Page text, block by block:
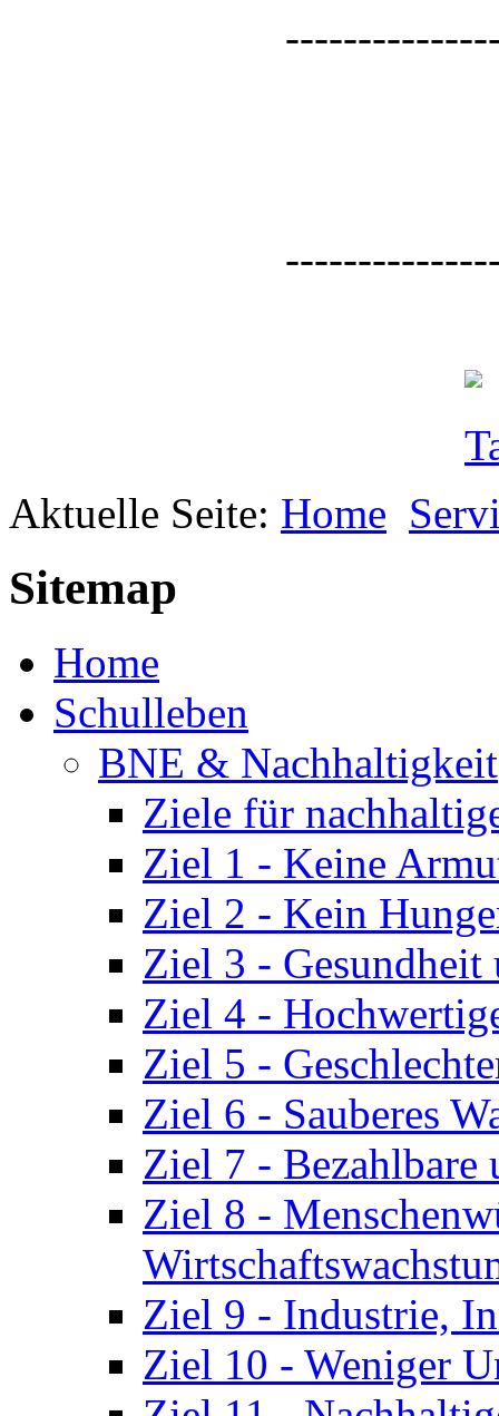
Aktuelle Seite: Home
Sitemap
Home
Schulleben
BNE & Nachhaltigkeit
Ziele für
Ziel 1 - Keine
Ziel 2 - Kein
Ziel 3 - Gesundheit
Ziel 4 -
Ziel 5 -
Ziel 6 - Sauberes
Ziel 7 - Bezahlbare
Ziel 8 -
Ziel 9 - Industrie,
Ziel 10 - Weniger